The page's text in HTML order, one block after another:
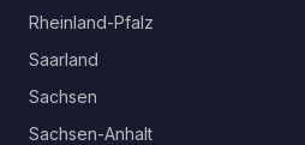
Rheinland-Pfalz
Saarland
Sachsen
Sachsen-Anhalt